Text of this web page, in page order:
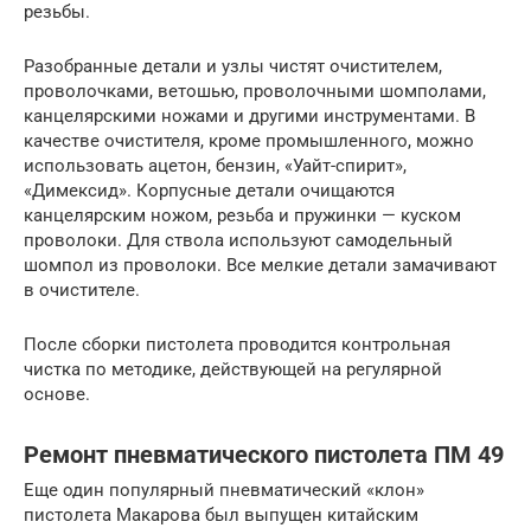
резьбы.
Разобранные детали и узлы чистят очистителем,
проволочками, ветошью, проволочными шомполами,
канцелярскими ножами и другими инструментами. В
качестве очистителя, кроме промышленного, можно
использовать ацетон, бензин, «Уайт-спирит»,
«Димексид». Корпусные детали очищаются
канцелярским ножом, резьба и пружинки — куском
проволоки. Для ствола используют самодельный
шомпол из проволоки. Все мелкие детали замачивают
в очистителе.
После сборки пистолета проводится контрольная
чистка по методике, действующей на регулярной
основе.
Ремонт пневматического пистолета ПМ 49
Еще один популярный пневматический «клон»
пистолета Макарова был выпущен китайским